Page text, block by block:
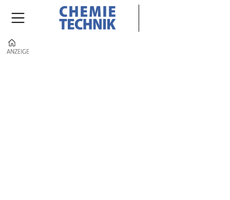
ANZEIGE
ANZEIGE